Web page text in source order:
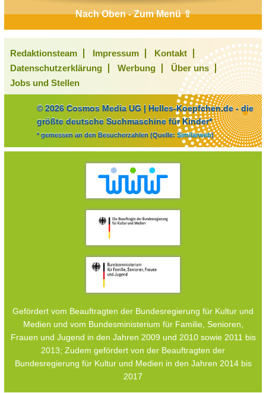
Nach Oben - Zum Menü ⇧
Redaktionsteam Impressum
Kontakt
Datenschutzerklärung
Werbung
Über uns
Jobs und Stellen
© 2026 Cosmos Media UG | Helles-Koepfchen.de - die
größte deutsche Suchmaschine für Kinder*
* gemessen an den Besucherzahlen (Quelle: Similarweb)
Gefördert vom Beauftragten der Bundesregierung für Kultur und
Medien und vom Bundesministerium für Familie, Senioren,
Frauen und Jugend in den Jahren 2009 und 2010 sowie 2011 bis
2013; Zudem gefördert von der Beauftragten der
Bundesregierung für Kultur und Medien in den Jahren 2014 bis
2017